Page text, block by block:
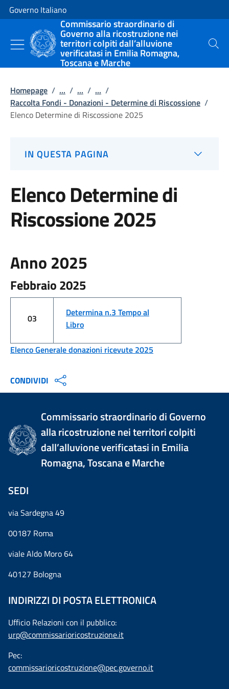
Vai al contenuto
Vai alla navigazione del sito
Governo Italiano
Commissario straordinario di
Governo alla ricostruzione nei
territori colpiti dall’alluvione
verificatasi in Emilia Romagna,
Toscana e Marche
Cerca
Homepage / ... / ... / ... /
Raccolta Fondi - Donazioni - Determine di Riscossione /
Elenco Determine di Riscossione 2025
IN QUESTA PAGINA
Elenco Determine di
Riscossione 2025
Anno 2025
Febbraio 2025
03
Determina n.3 Tempo al
Libro
Elenco Generale donazioni ricevute 2025
CONDIVIDI
Commissario straordinario di Governo
alla ricostruzione nei territori colpiti
dall’alluvione verificatasi in Emilia
Romagna, Toscana e Marche
SEDI
via Sardegna 49
00187 Roma
viale Aldo Moro 64
40127 Bologna
INDIRIZZI DI POSTA ELETTRONICA
Ufficio Relazioni con il pubblico:
urp@commissarioricostruzione.it
Pec:
commissarioricostruzione@pec.governo.it